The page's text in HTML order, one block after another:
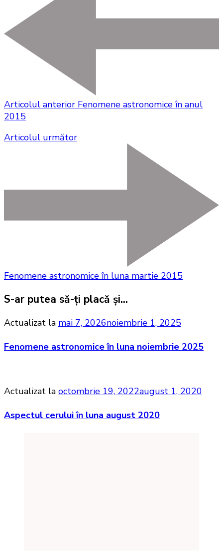
Articolul anterior Fenomene astronomice în anul
2015
Articolul următor
Fenomene astronomice în luna martie 2015
S-ar putea să-ți placă și...
Actualizat la mai 7, 2026noiembrie 1, 2025
Fenomene astronomice în luna noiembrie 2025
Actualizat la octombrie 19, 2022august 1, 2020
Aspectul cerului în luna august 2020